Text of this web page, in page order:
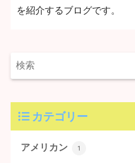
を紹介するブログです。
カテゴリー
アメリカン 1